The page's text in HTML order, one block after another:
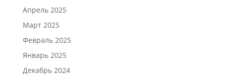
Апрель 2025
Март 2025
Февраль 2025
Январь 2025
Декабрь 2024